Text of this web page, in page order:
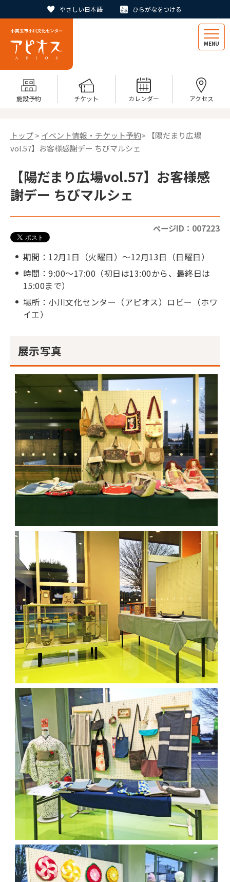
やさしい日本語 ひらがなをつける
MENU
施設予約 チケット カレンダー アクセス
トップ> イベント情報・チケット予約> 【陽だまり広場
vol.57】お客様感謝デー ちびマルシェ
【陽だまり広場vol.57】お客様感
謝デー ちびマルシェ
ページID：007223
期間：12月1日（火曜日）～12月13日（日曜日）
時間：9:00～17:00（初日は13:00から、最終日は
15:00まで）
場所：小川文化センター（アピオス）ロビー（ホワ
イエ）
展示写真